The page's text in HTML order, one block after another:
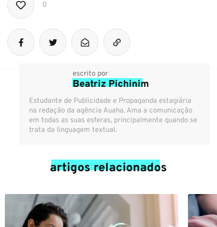
0
escrito por
Beatriz Pichinim
Estudante de Publicidade e Propaganda estagiária
na redação da agência Auaha. Ama a comunicação
em todas as suas esferas, principalmente quando se
trata da linguagem textual.
artigos relacionados